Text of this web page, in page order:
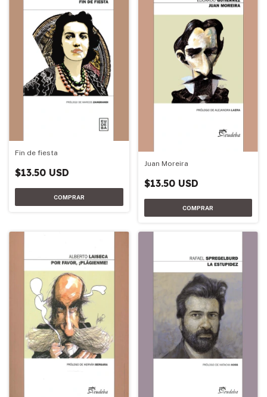
Fin de fiesta
$13.50 USD
Juan Moreira
$13.50 USD